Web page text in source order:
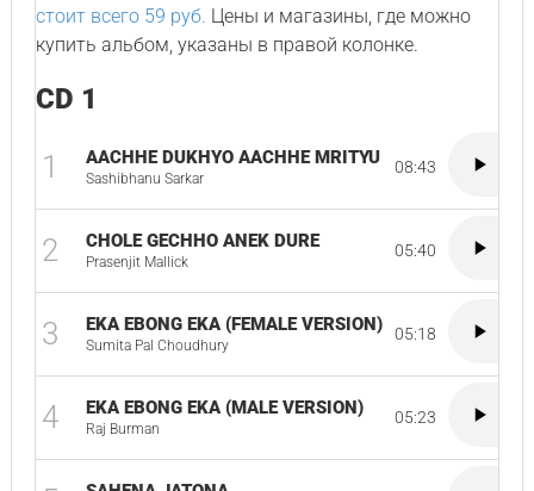
стоит всего 59 руб. Цены и магазины, где можно
купить альбом, указаны в правой колонке.
CD 1
1 AACHHE DUKHYO AACHHE MRITYU
Sashibhanu Sarkar
08:43
2 CHOLE GECHHO ANEK DURE
Prasenjit Mallick
05:40
3 EKA EBONG EKA (FEMALE VERSION)
Sumita Pal Choudhury
05:18
4 EKA EBONG EKA (MALE VERSION)
Raj Burman
05:23